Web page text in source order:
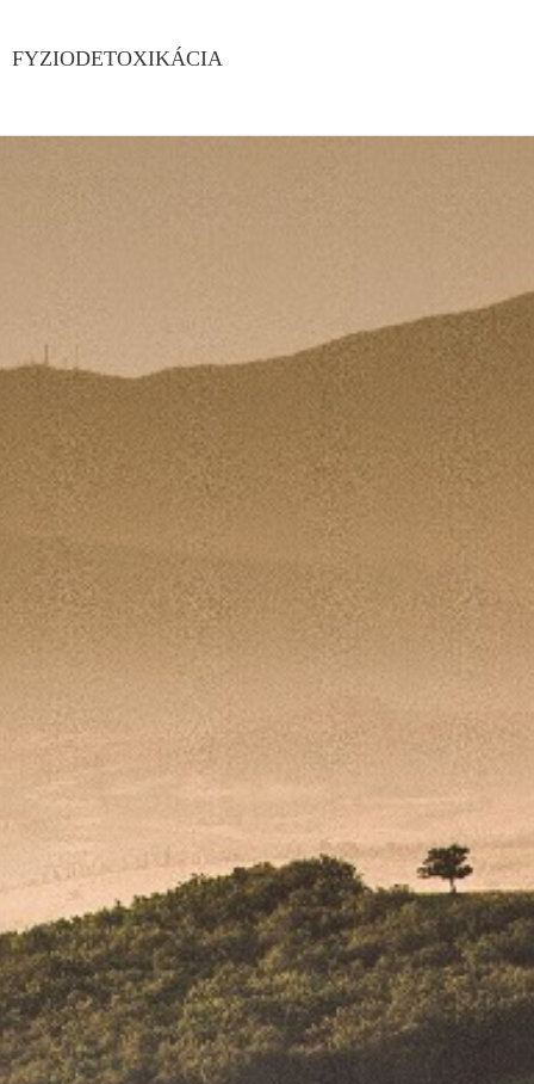
FYZIODETOXIKÁCIA